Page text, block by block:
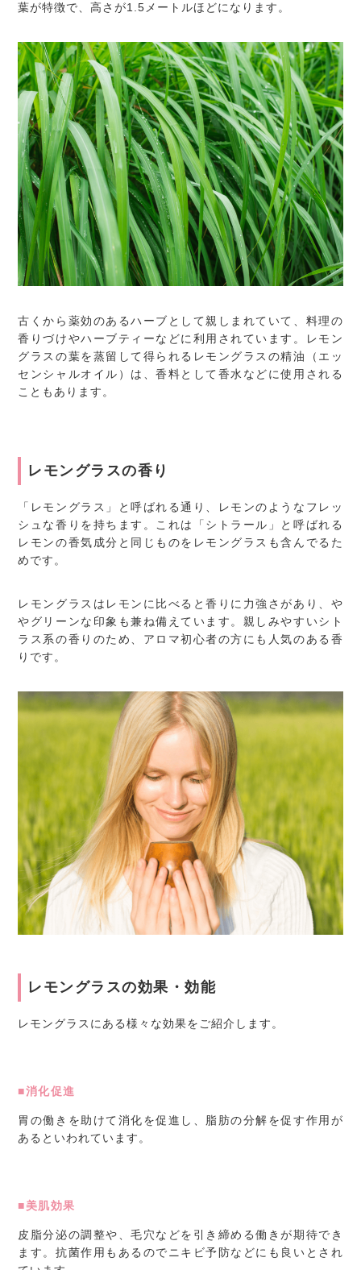
葉が特徴で、高さが1.5メートルほどになります。
古くから薬効のあるハーブとして親しまれていて、料理の
香りづけやハーブティーなどに利用されています。レモン
グラスの葉を蒸留して得られるレモングラスの精油（エッ
センシャルオイル）は、香料として香水などに使用される
こともあります。
レモングラスの香り
「レモングラス」と呼ばれる通り、レモンのようなフレッ
シュな香りを持ちます。これは「シトラール」と呼ばれる
レモンの香気成分と同じものをレモングラスも含んでるた
めです。
レモングラスはレモンに比べると香りに力強さがあり、や
やグリーンな印象も兼ね備えています。親しみやすいシト
ラス系の香りのため、アロマ初心者の方にも人気のある香
りです。
レモングラスの効果・効能
レモングラスにある様々な効果をご紹介します。
■消化促進
胃の働きを助けて消化を促進し、脂肪の分解を促す作用が
あるといわれています。
■美肌効果
皮脂分泌の調整や、毛穴などを引き締める働きが期待でき
ます。抗菌作用もあるのでニキビ予防などにも良いとされ